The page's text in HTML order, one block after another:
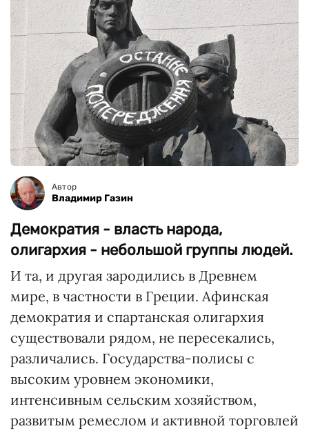
Автор
Владимир Газин
Демократия - власть народа,
олигархия - небольшой группы людей.
И та, и другая зародились в Древнем
мире, в частности в Греции. Афинская
демократия и спартанская олигархия
существовали рядом, не пересекались,
различались. Государства-полисы с
высоким уровнем экономики,
интенсивным сельским хозяйством,
развитым ремеслом и активной торговлей